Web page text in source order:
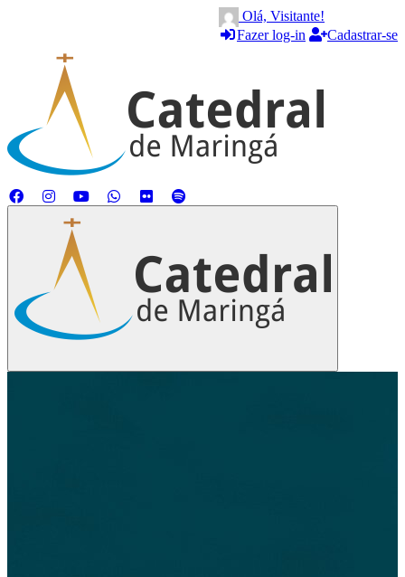
Olá, Visitante!
Fazer log-in
Cadastrar-se